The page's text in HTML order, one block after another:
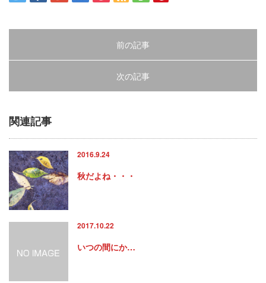
前の記事
次の記事
関連記事
2016.9.24
秋だよね・・・
2017.10.22
いつの間にか…